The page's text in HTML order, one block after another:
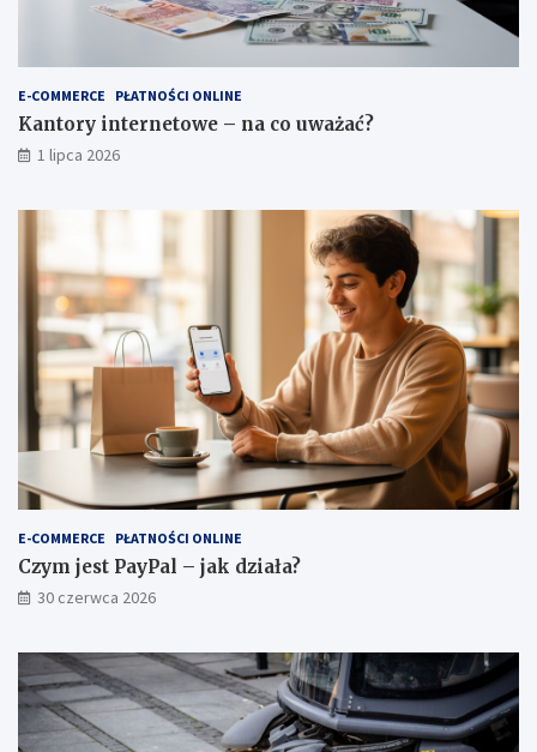
E-COMMERCE PŁATNOŚCI ONLINE
Kantory internetowe – na co uważać?
1 lipca 2026
E-COMMERCE PŁATNOŚCI ONLINE
Czym jest PayPal – jak działa?
30 czerwca 2026